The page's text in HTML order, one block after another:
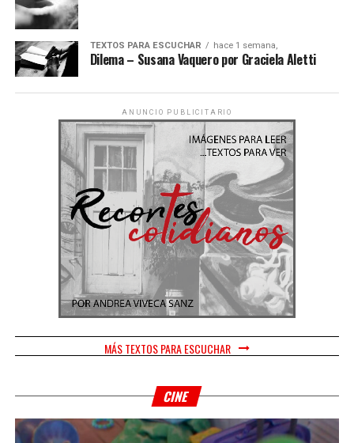
TEXTOS PARA ESCUCHAR hace 1 semana,
Dilema – Susana Vaquero por Graciela Aletti
ANUNCIO PUBLICITARIO
MÁS TEXTOS PARA ESCUCHAR
CINE